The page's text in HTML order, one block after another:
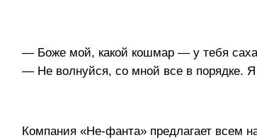
— Боже мой, какой кошмар — у тебя
— Не волнуйся, со мной все в порядке.
Компания «Не-фанта» предлагает всем